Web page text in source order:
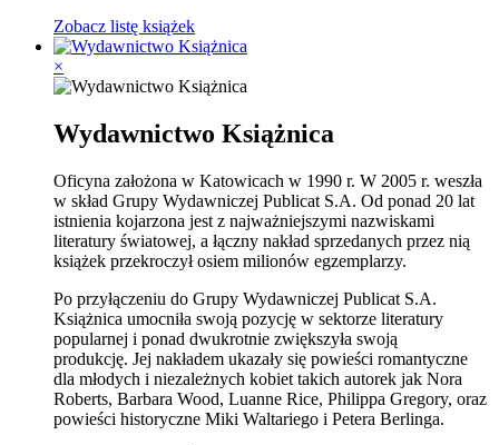
Zobacz listę książek
×
Wydawnictwo Książnica
Oficyna założona w Katowicach w 1990 r. W 2005 r. weszła
w skład Grupy Wydawniczej Publicat S.A. Od ponad 20 lat
istnienia kojarzona jest z najważniejszymi nazwiskami
literatury światowej, a łączny nakład sprzedanych przez nią
książek przekroczył osiem milionów egzemplarzy.
Po przyłączeniu do Grupy Wydawniczej Publicat S.A.
Książnica umocniła swoją pozycję w sektorze literatury
popularnej i ponad dwukrotnie zwiększyła swoją
produkcję. Jej nakładem ukazały się powieści romantyczne
dla młodych i niezależnych kobiet takich autorek jak Nora
Roberts, Barbara Wood, Luanne Rice, Philippa Gregory, oraz
powieści historyczne Miki Waltariego i Petera Berlinga.